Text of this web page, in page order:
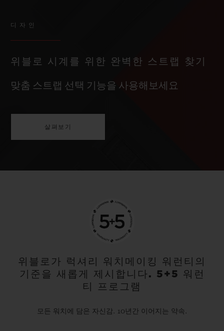
디자인
위블로 시계를 위한 완벽한 스트랩 찾기
맞춤 스트랩 선택 기능을 사용해보세요
살펴보기
위블로가 럭셔리 워치메이킹 워런티의
기준을 새롭게 제시합니다. 5+5 워런
티 프로그램
모든 워치에 담은 자신감. 10년간 이어지는 약속.